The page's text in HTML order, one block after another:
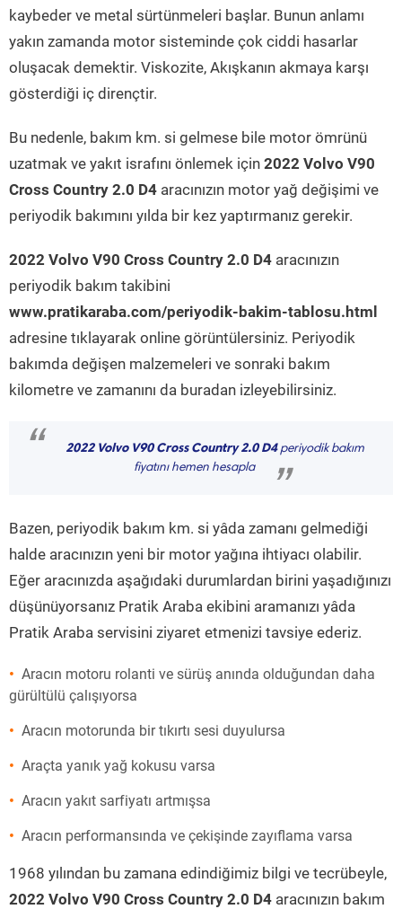
kaybeder ve metal sürtünmeleri başlar. Bunun anlamı
yakın zamanda motor sisteminde çok ciddi hasarlar
oluşacak demektir. Viskozite, Akışkanın akmaya karşı
gösterdiği iç dirençtir.
Bu nedenle, bakım km. si gelmese bile motor ömrünü
uzatmak ve yakıt israfını önlemek için 2022 Volvo V90
Cross Country 2.0 D4 aracınızın motor yağ değişimi ve
periyodik bakımını yılda bir kez yaptırmanız gerekir.
2022 Volvo V90 Cross Country 2.0 D4 aracınızın
periyodik bakım takibini
www.pratikaraba.com/periyodik-bakim-tablosu.html
adresine tıklayarak online görüntülersiniz. Periyodik
bakımda değişen malzemeleri ve sonraki bakım
kilometre ve zamanını da buradan izleyebilirsiniz.
“ 2022 Volvo V90 Cross Country 2.0 D4periyodik bakım
fiyatını hemen hesapla
”
Bazen, periyodik bakım km. si yâda zamanı gelmediği
halde aracınızın yeni bir motor yağına ihtiyacı olabilir.
Eğer aracınızda aşağıdaki durumlardan birini yaşadığınızı
düşünüyorsanız Pratik Araba ekibini aramanızı yâda
Pratik Araba servisini ziyaret etmenizi tavsiye ederiz.
Aracın motoru rolanti ve sürüş anında olduğundan daha
gürültülü çalışıyorsa
Aracın motorunda bir tıkırtı sesi duyulursa
Araçta yanık yağ kokusu varsa
Aracın yakıt sarfiyatı artmışsa
Aracın performansında ve çekişinde zayıflama varsa
1968 yılından bu zamana edindiğimiz bilgi ve tecrübeyle,
2022 Volvo V90 Cross Country 2.0 D4 aracınızın bakım